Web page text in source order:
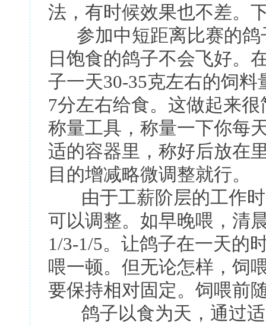
法，有时候效果也不差。
参加中短距离比赛的鸽
日饱食的鸽子不会飞好。
子一天30-35克左右的饲
7分左右给食。这做起来
称量工具，称量一下你每
适的容器里，称好后放在
目的增减略微调整就行。
由于工薪阶层的工作时
可以调整。如早晚喂，清
1/3-1/5。让鸽子在一天的
喂一顿。但无论怎样，饲
要保持相对固定。饲喂前
鸽子以食为天，通过适